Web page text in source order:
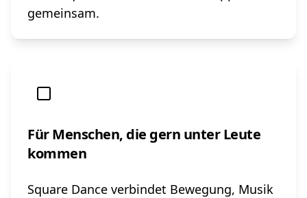
gemeinsam.
Für Menschen, die gern unter Leute
kommen
Square Dance verbindet Bewegung, Musik